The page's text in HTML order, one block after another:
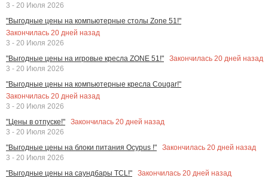
3 - 20 Июля 2026
"Выгодные цены на компьютерные столы Zone 51!"
Закончилась 20 дней назад
3 - 20 Июля 2026
"Выгодные цены на игровые кресла ZONE 51!"
Закончилась 20 дней назад
3 - 20 Июля 2026
"Выгодные цены на компьютерные кресла Cougar!"
Закончилась 20 дней назад
3 - 20 Июля 2026
"Цены в отпуске!"
Закончилась 20 дней назад
3 - 20 Июля 2026
"Выгодные цены на блоки питания Ocypus !"
Закончилась 20 дней назад
3 - 20 Июля 2026
"Выгодные цены на саундбары TCL!"
Закончилась 20 дней назад